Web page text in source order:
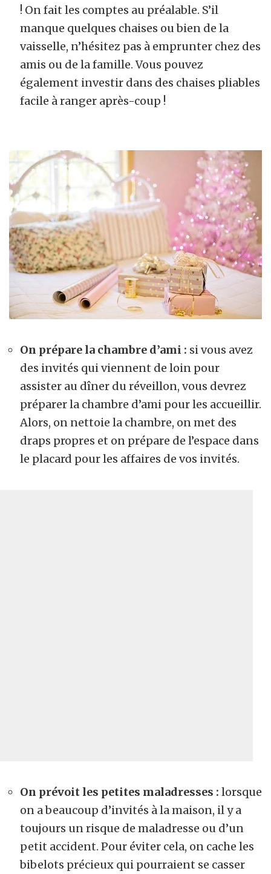
! On fait les comptes au préalable. S’il
manque quelques chaises ou bien de la
vaisselle, n’hésitez pas à emprunter chez des
amis ou de la famille. Vous pouvez
également investir dans des chaises pliables
facile à ranger après-coup !
On prépare la chambre d’ami : si vous avez
des invités qui viennent de loin pour
assister au dîner du réveillon, vous devrez
préparer la chambre d’ami pour les accueillir.
Alors, on nettoie la chambre, on met des
draps propres et on prépare de l’espace dans
le placard pour les affaires de vos invités.
On prévoit les petites maladresses : lorsque
on a beaucoup d’invités à la maison, il y a
toujours un risque de maladresse ou d’un
petit accident. Pour éviter cela, on cache les
bibelots précieux qui pourraient se casser